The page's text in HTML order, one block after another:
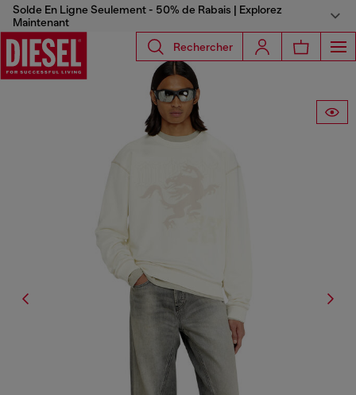
Solde En Ligne Seulement - 50% de Rabais | Explorez
Maintenant
Rechercher